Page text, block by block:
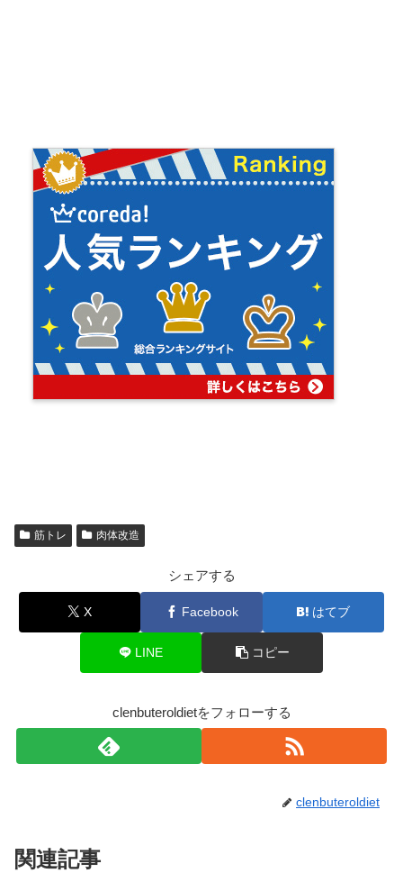
筋トレ 肉体改造
シェアする
X Facebook はてブ
LINE コピー
clenbuteroldietをフォローする
clenbuteroldiet
関連記事